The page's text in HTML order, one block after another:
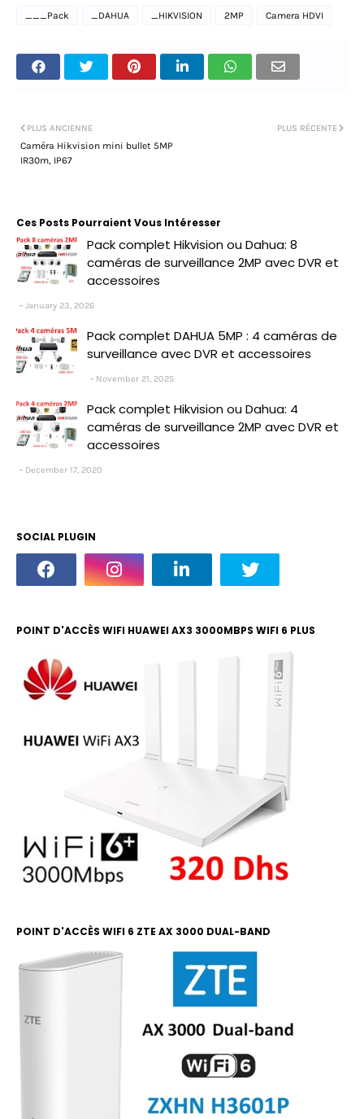
___Pack _DAHUA _HIKVISION 2MP Camera HDVI
PLUS RÉCENTE
PLUS ANCIENNE
Caméra Hikvision mini bullet 5MP
IR30m, IP67
Ces Posts Pourraient Vous Intéresser
Pack complet Hikvision ou Dahua: 8
caméras de surveillance 2MP avec DVR et
accessoires
January 23, 2026
Pack complet DAHUA 5MP : 4 caméras de
surveillance avec DVR et accessoires
November 21, 2025
Pack complet Hikvision ou Dahua: 4
caméras de surveillance 2MP avec DVR et
accessoires
December 17, 2020
SOCIAL PLUGIN
POINT D'ACCÈS WIFI HUAWEI AX3 3000MBPS WIFI 6 PLUS
POINT D'ACCÈS WIFI 6 ZTE AX 3000 DUAL-BAND